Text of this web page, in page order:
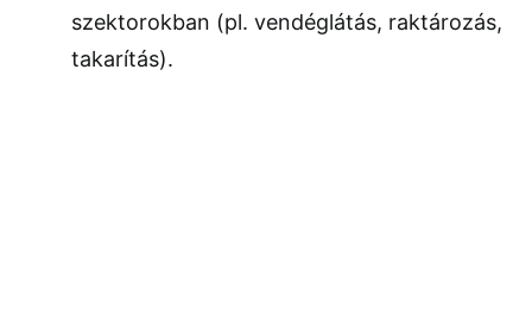
szektorokban (pl. vendéglátás, raktározás,
takarítás).